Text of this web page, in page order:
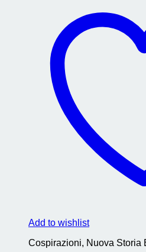
Add to wishlist
Cospirazioni, Nuova Storia